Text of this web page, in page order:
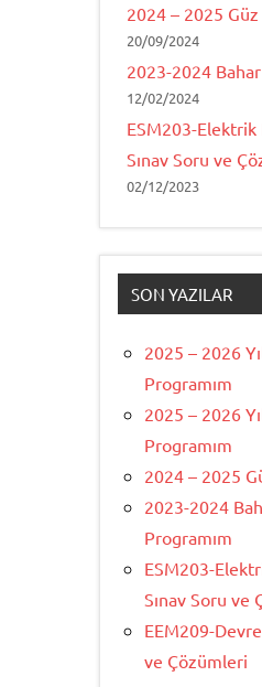
2024 – 2025 Güz
20/09/2024
2023-2024
12/02/2024
ESM203-
Sınav Soru ve
02/12/2023
SON YAZILAR
2025 – 2026
Programım
2025 – 2026
Programım
2024 – 2025
2023-2024
Programım
ESM203-
Sınav Soru ve
EEM209-
ve Çözümleri